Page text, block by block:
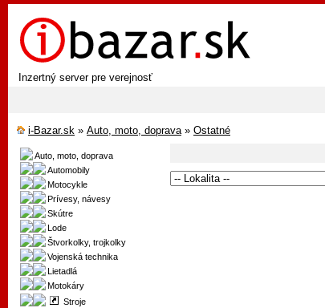
Inzertný server pre verejnosť
i-Bazar.sk » Auto, moto, doprava» Ostatné
Auto, moto, doprava
Automobily
Motocykle
Prívesy, návesy
Skútre
Lode
Štvorkolky, trojkolky
Vojenská technika
Lietadlá
Motokáry
Stroje